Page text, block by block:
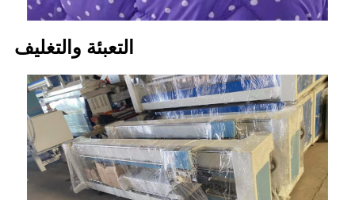
التعبئة والتغليف